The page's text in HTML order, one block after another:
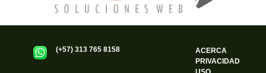
(+57) 313 765 8158
ACERCA
PRIVACIDAD